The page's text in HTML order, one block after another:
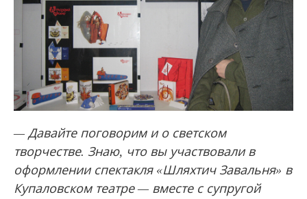
— Давайте поговорим и о светском
творчестве. Знаю, что вы участвовали в
оформлении спектакля «Шляхтич Завальня» в
Купаловском театре — вместе с супругой